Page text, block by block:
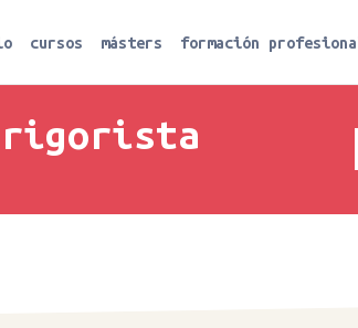
cursos másters formación